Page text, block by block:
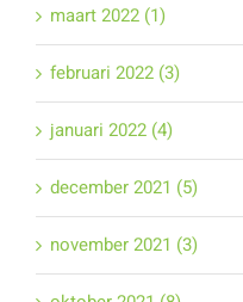
maart 2022 (1)
februari 2022 (3)
januari 2022 (4)
december 2021 (5)
november 2021 (3)